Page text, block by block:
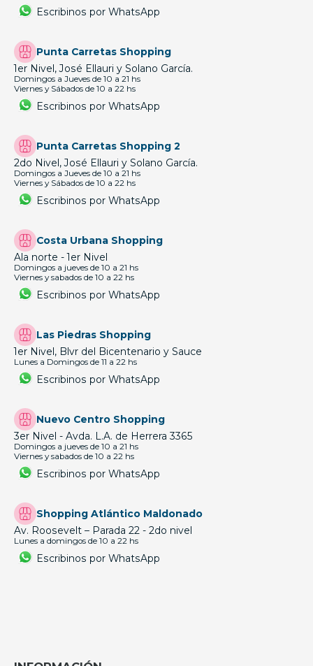
Escribinos por WhatsApp
Punta Carretas Shopping
1er Nivel, José Ellauri y Solano García.
Domingos a Jueves de 10 a 21 hs
Viernes y Sábados de 10 a 22 hs
Escribinos por WhatsApp
Punta Carretas Shopping 2
2do Nivel, José Ellauri y Solano García.
Domingos a Jueves de 10 a 21 hs
Viernes y Sábados de 10 a 22 hs
Escribinos por WhatsApp
Costa Urbana Shopping
Ala norte - 1er Nivel
Domingos a jueves de 10 a 21 hs
Viernes y sabados de 10 a 22 hs
Escribinos por WhatsApp
Las Piedras Shopping
1er Nivel, Blvr del Bicentenario y Sauce
Lunes a Domingos de 11 a 22 hs
Escribinos por WhatsApp
Nuevo Centro Shopping
3er Nivel - Avda. L.A. de Herrera 3365
Domingos a jueves de 10 a 21 hs
Viernes y sabados de 10 a 22 hs
Escribinos por WhatsApp
Shopping Atlántico Maldonado
Av. Roosevelt – Parada 22 - 2do nivel
Lunes a domingos de 10 a 22 hs
Escribinos por WhatsApp